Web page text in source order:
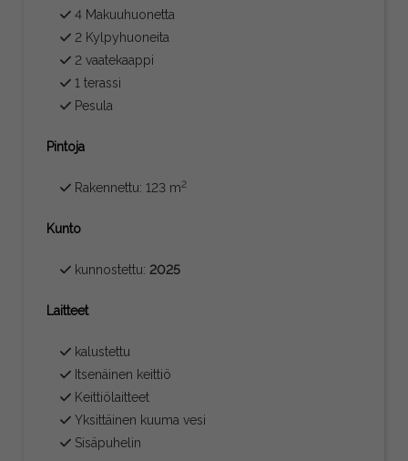
4 Makuuhuonetta
2 Kylpyhuoneita
2 vaatekaappi
1 terassi
Pesula
Pintoja
Rakennettu: 123 m2
Kunto
kunnostettu: 2025
Laitteet
kalustettu
Itsenäinen keittiö
Keittiölaitteet
Yksittäinen kuuma vesi
Sisäpuhelin